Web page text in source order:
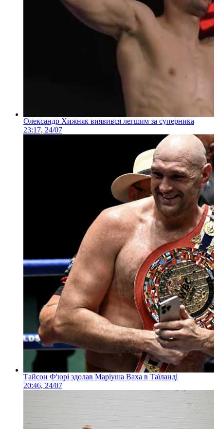
Олександр Хижняк виявився легшим за суперника
23:17, 24/07
Тайсон Ф'юрі здолав Маріуша Ваха в Таїланді
20:46, 24/07